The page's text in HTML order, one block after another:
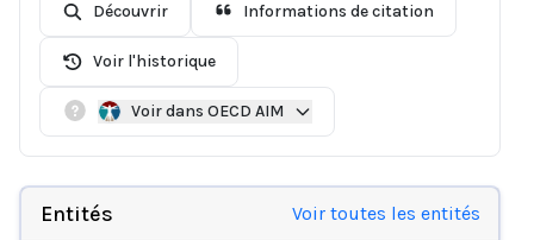
Découvrir Informations de citation
Voir l'historique
Voir dans OECD AIM
Entités Voir toutes les entités